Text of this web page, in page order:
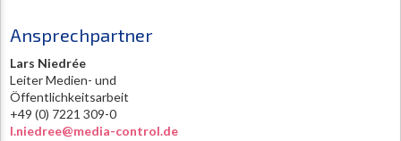
Ansprechpartner
Lars Niedrée
Leiter Medien- und
Öffentlichkeitsarbeit
+49 (0) 7221 309-0
l.niedree@media-control.de